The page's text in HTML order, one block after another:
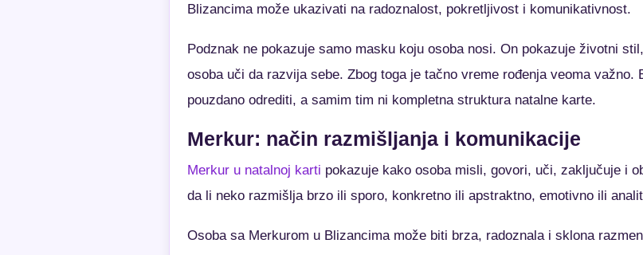
Blizancima može ukazivati na radoznalost, pokretljivost i komunikativnost.
Podznak ne pokazuje samo masku koju osoba nosi. On pokazuje životni
osoba uči da razvija sebe. Zbog toga je tačno vreme rođenja veoma važno.
pouzdano odrediti, a samim tim ni kompletna struktura natalne karte.
Merkur: način razmišljanja i komunikacije
Merkur u natalnoj karti pokazuje kako osoba misli, govori, uči, zaključuje i
da li neko razmišlja brzo ili sporo, konkretno ili apstraktno, emotivno ili
Osoba sa Merkurom u Blizancima može biti brza, radoznala i sklona